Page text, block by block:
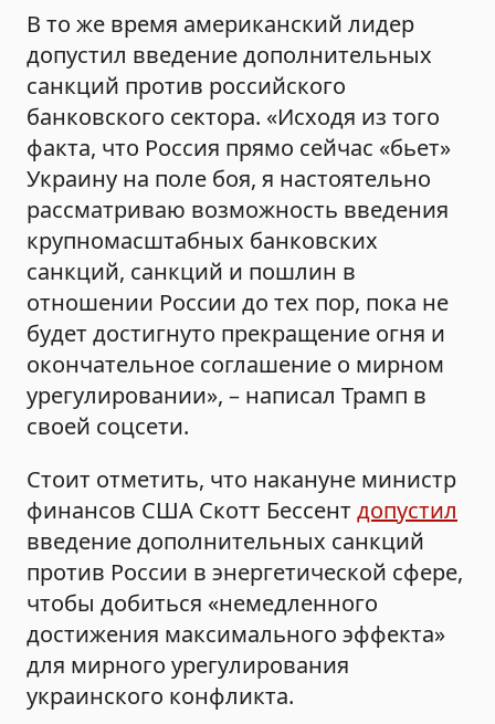
В то же время американский лидер
допустил введение дополнительных
санкций против российского
банковского сектора. «Исходя из того
факта, что Россия прямо сейчас «бьет»
Украину на поле боя, я настоятельно
рассматриваю возможность введения
крупномасштабных банковских
санкций, санкций и пошлин в
отношении России до тех пор, пока не
будет достигнуто прекращение огня и
окончательное соглашение о мирном
урегулировании», – написал Трамп в
своей соцсети.
Стоит отметить, что накануне министр
финансов США Скотт Бессент допустил
введение дополнительных санкций
против России в энергетической сфере,
чтобы добиться «немедленного
достижения максимального эффекта»
для мирного урегулирования
украинского конфликта.